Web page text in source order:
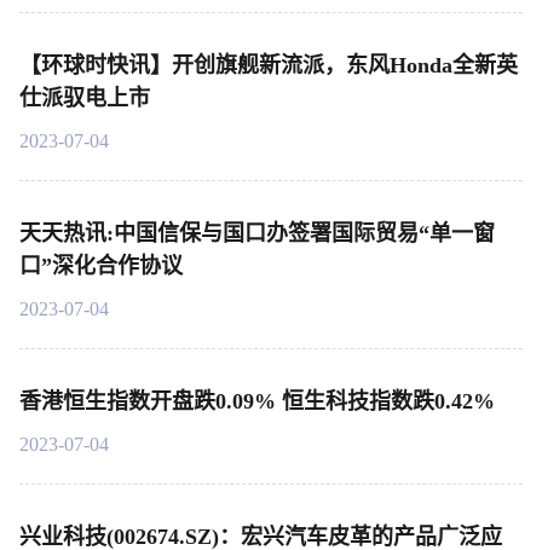
【环球时快讯】开创旗舰新流派，东风Honda全新英
仕派驭电上市
2023-07-04
天天热讯:中国信保与国口办签署国际贸易“单一窗
口”深化合作协议
2023-07-04
香港恒生指数开盘跌0.09% 恒生科技指数跌0.42%
2023-07-04
兴业科技(002674.SZ)：宏兴汽车皮革的产品广泛应